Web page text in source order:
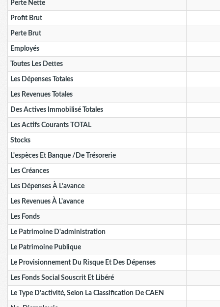
Perte Nette
Profit Brut
Perte Brut
Employés
Toutes Les Dettes
Les Dépenses Totales
Les Revenues Totales
Des Actives Immobilisé Totales
Les Actifs Courants TOTAL
Stocks
L'espèces Et Banque /de Trésorerie
Les Créances
Les Dépenses À L'avance
Les Revenues À L'avance
Les Fonds
Le Patrimoine D'administration
Le Patrimoine Publique
Le Provisionnement Du Risque Et Des Dépenses
Les Fonds Social Souscrit Et Libéré
Le Type D'activité, Selon La Classification De CAEN